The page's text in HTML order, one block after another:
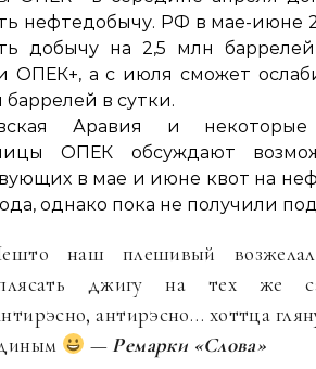
нефтедобычу. РФ в мае-июне
добычу на 2,5 млн
ОПЕК+, а с июля сможет
баррелей в сутки.
Аравия и
ОПЕК обсуждают
в мае и июне квот на
однако пока не получили
наш плешивый
джигу на тех же
антирэсно… хоттца
— Ремарки «Слова»